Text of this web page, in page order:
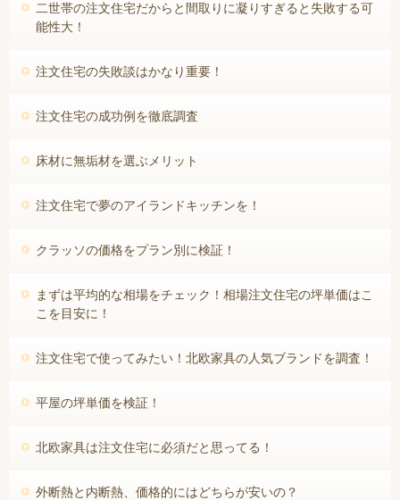
二世帯の注文住宅だからと間取りに凝りすぎると失敗する可
能性大！
注文住宅の失敗談はかなり重要！
注文住宅の成功例を徹底調査
床材に無垢材を選ぶメリット
注文住宅で夢のアイランドキッチンを！
クラッソの価格をプラン別に検証！
まずは平均的な相場をチェック！相場注文住宅の坪単価はこ
こを目安に！
注文住宅で使ってみたい！北欧家具の人気ブランドを調査！
平屋の坪単価を検証！
北欧家具は注文住宅に必須だと思ってる！
外断熱と内断熱、価格的にはどちらが安いの？